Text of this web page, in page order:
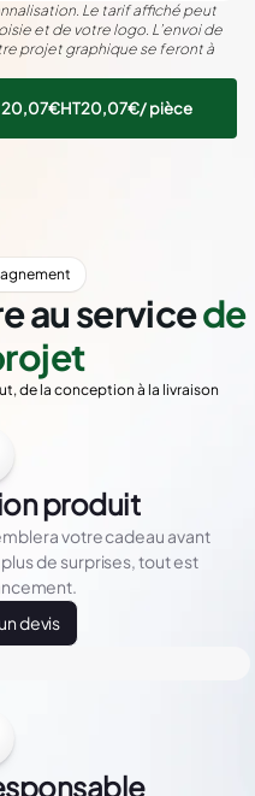
Le tarif affiché peut
et de votre logo. L’envoi de
projet graphique se feront à
20,07€HT20,07€/ pièce
au servicede
de la conception à la livraison
produit
votre cadeau avant
de surprises, tout est
devis